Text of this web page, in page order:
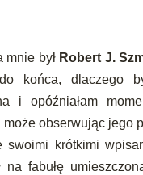
mnie był Robert J.
końca, dlaczego
i opóźniałam
może obserwując jego
swoimi krótkimi
na fabułę